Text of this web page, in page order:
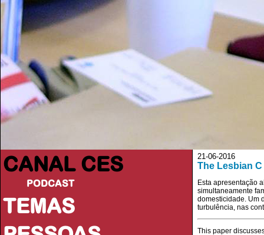
CANAL CES
PODCAST
TEMAS
21-06-2016
The Lesbian
Esta apresentação
simultaneamente
domesticidade. Um
turbulência, nas
This paper